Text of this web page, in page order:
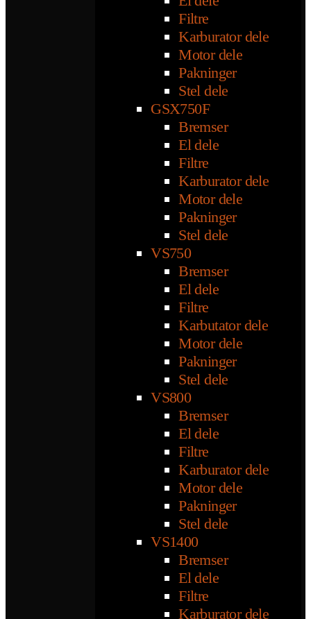
Filtre
Karburator dele
Motor dele
Pakninger
Stel dele
GSX750F
Bremser
El dele
Filtre
Karburator dele
Motor dele
Pakninger
Stel dele
VS750
Bremser
El dele
Filtre
Karbutator dele
Motor dele
Pakninger
Stel dele
VS800
Bremser
El dele
Filtre
Karburator dele
Motor dele
Pakninger
Stel dele
VS1400
Bremser
El dele
Filtre
Karburator dele